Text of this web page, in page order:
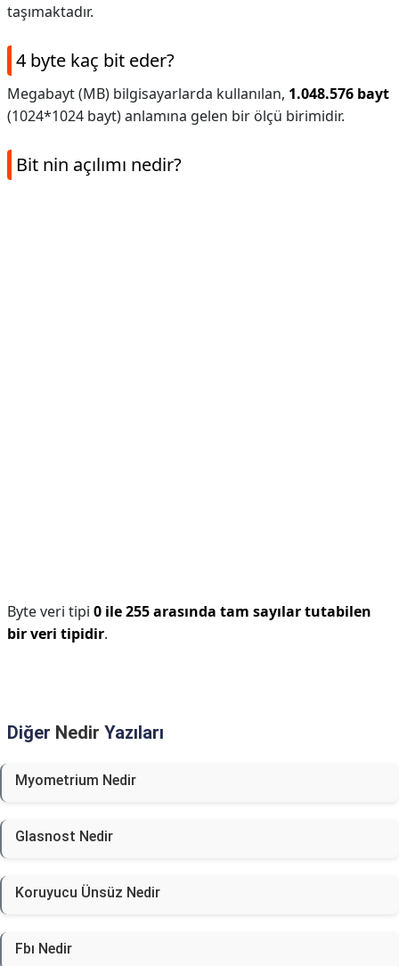
taşımaktadır.
4 byte kaç bit eder?
Megabayt (MB) bilgisayarlarda kullanılan, 1.048.576 bayt
(1024*1024 bayt) anlamına gelen bir ölçü birimidir.
Bit nin açılımı nedir?
Byte veri tipi 0 ile 255 arasında tam sayılar tutabilen
bir veri tipidir.
Diğer Nedir Yazıları
Myometrium Nedir
Glasnost Nedir
Koruyucu Ünsüz Nedir
Fbı Nedir